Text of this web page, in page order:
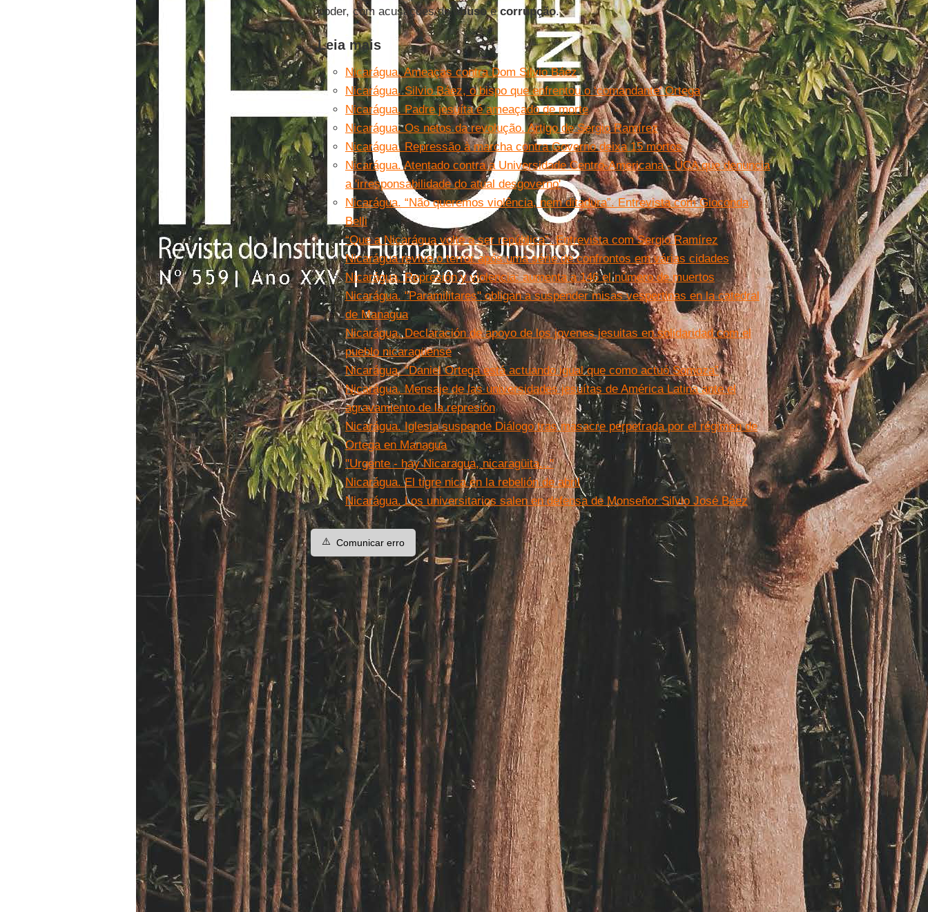
poder, com acusações de abusoecorrupção.
Leia mais
Nicarágua. Ameaças contra Dom Silvio Báez
Nicarágua. Silvio Báez, o bispo que enfrentou o ‘comandante’ Ortega
Nicarágua. Padre jesuíta é ameaçado de morte
Nicarágua. Os netos da revolução. Artigo de Sergio Ramírez
Nicarágua. Repressão à marcha contra Governo deixa 15 mortos
Nicarágua. Atentado contra a Universidade Centro-Americana - UCA que denuncia
a 'irresponsabilidade do atual desgoverno'
Nicarágua. “Não queremos violência, nem ditadura”. Entrevista com Gioconda
Belli
“Que a Nicarágua volte a ser república”. Entrevista com Sergio Ramírez
Nicarágua revive o terror após uma série de confrontos em várias cidades
Nicarágua. Represión y violencia: aumenta a 146 el número de muertos
Nicarágua. "Paramilitares" obligan a suspender misas vespertinas en la catedral
de Managua
Nicarágua. Declaración de apoyo de los jovenes jesuitas en solidaridad com el
pueblo nicaragüense
Nicarágua. “Daniel Ortega está actuando igual que como actuó Somoza”
Nicarágua. Mensaje de las universidades jesuítas de América Latina ante el
agravamiento de la represión
Nicarágua. Iglesia suspende Diálogo tras masacre perpetrada por el régimen de
Ortega en Managua
"Urgente - hay Nicaragua, nicaragüita..."
Nicarágua. El tigre nica en la rebelión de abril
Nicarágua. Los universitarios salen en defensa de Monseñor Silvio José Báez
⚠️ Comunicar erro